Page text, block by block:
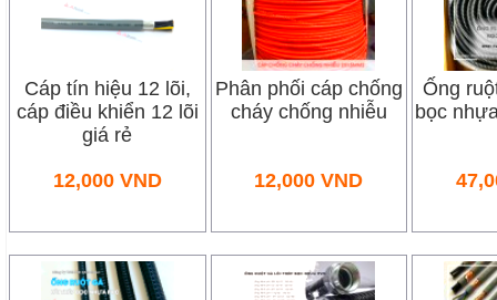
Cáp tín hiệu 12 lõi,
cáp điều khiển 12 lõi
giá rẻ
12,000VND
Phân phối cáp chống
cháy chống nhiễu
12,000 VND
Ống
bọc